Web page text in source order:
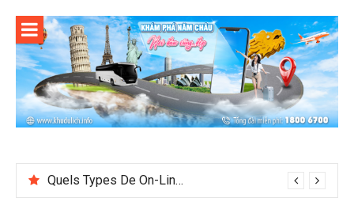
content
Quels Types De On-Line Cosh Plot Sack 1 Swordplay At BetUS jetonrouge-france.fr marché européen Get Started